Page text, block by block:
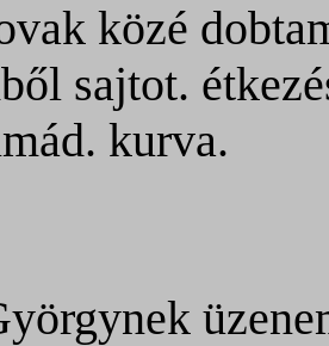
közé
sajtot.
kurva.